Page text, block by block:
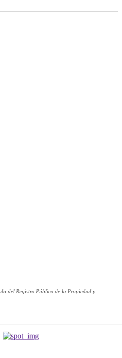
del Registro Público de la Propiedad y